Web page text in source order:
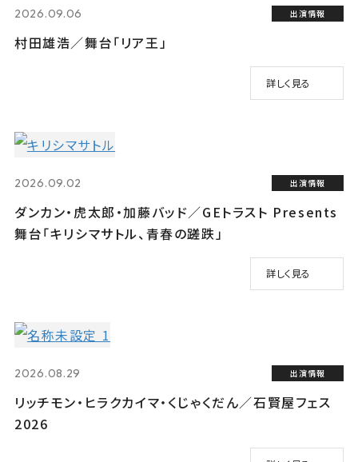
2026.09.06 出演情報
村田雄浩／舞台「リア王」
詳しく見る
2026.09.02 出演情報
ダンカン・虎太郎・加藤バッド／GEトラスト Presents
舞台「キリシマサトル、青春の蹉跌」
詳しく見る
2026.08.29 出演情報
リッチモン・ヒラクカイマ・くじゃくだん／石賢屋フェス
2026